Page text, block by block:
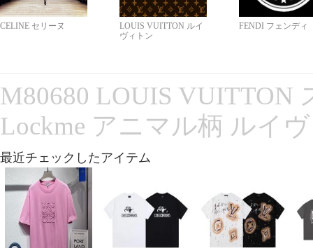
CELINE セリーヌ
LOUIS VUITTON ルイ
ヴィトン
FENDI フェンディ
M80680 LOUIS VUITTON
Lockme アニマル柄 ルイ
最近チェックしたアイテム